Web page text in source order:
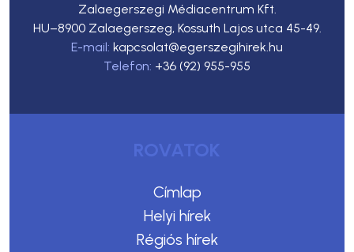
Zalaegerszegi Médiacentrum Kft.
HU–8900 Zalaegerszeg, Kossuth Lajos utca 45-49.
E-mail: kapcsolat@egerszegihirek.hu
Telefon: +36 (92) 955-955
ROVATOK
Címlap
Helyi hírek
Régiós hírek